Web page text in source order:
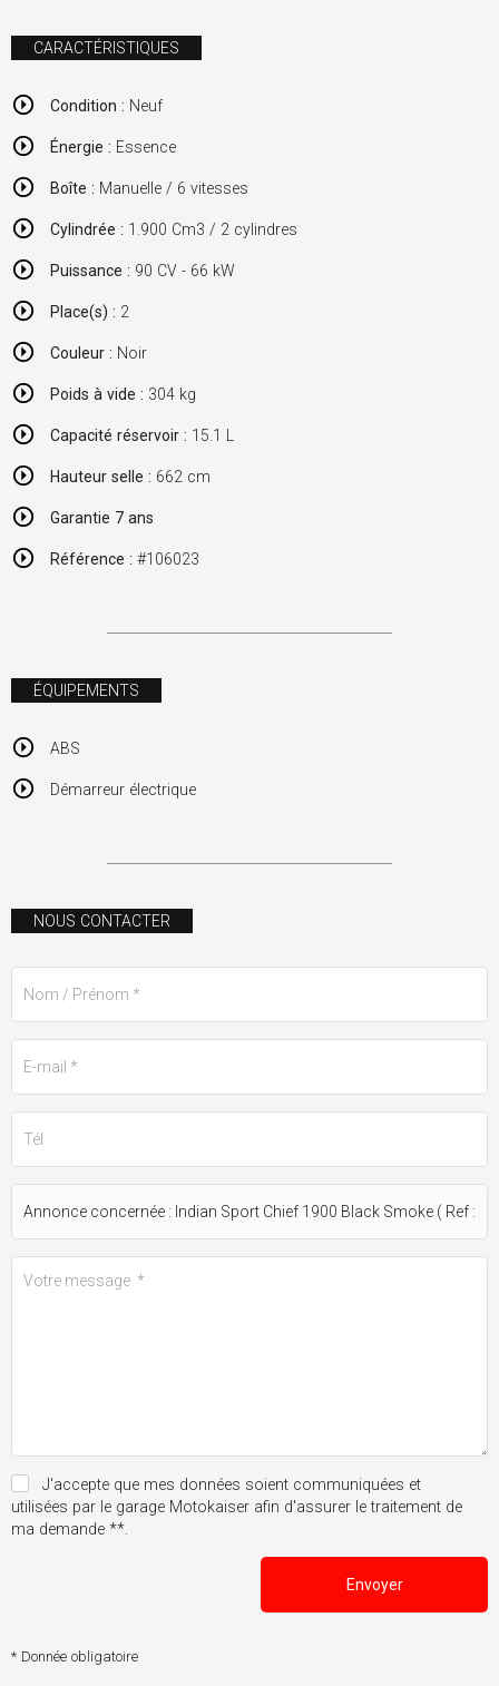
CARACTÉRISTIQUES
Condition : Neuf
Énergie : Essence
Boîte : Manuelle / 6 vitesses
Cylindrée : 1.900 Cm3 / 2 cylindres
Puissance : 90 CV - 66 kW
Place(s) : 2
Couleur : Noir
Poids à vide : 304 kg
Capacité réservoir : 15.1 L
Hauteur selle : 662 cm
Garantie 7 ans
Référence : #106023
ÉQUIPEMENTS
ABS
Démarreur électrique
NOUS CONTACTER
J'accepte que mes données soient communiquées et
utilisées par le garage Motokaiser afin d'assurer le traitement de
ma demande **.
Envoyer
* Donnée obligatoire